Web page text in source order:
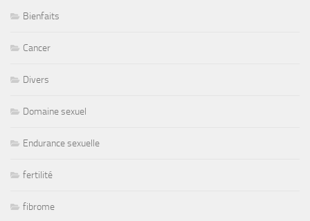
Bienfaits
Cancer
Divers
Domaine sexuel
Endurance sexuelle
fertilité
fibrome